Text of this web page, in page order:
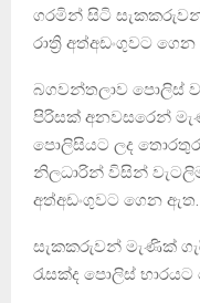
ගරමින් සිටි සැකකරුවන්
රාත්‍රි අත්අඩංගුවට
බගවන්තලාව පොලිස්
පිරිසක් අනවසරෙන්
පොලිසියට ලද
නිලධාරින් විසින්
අත්අඩංගුවට ගෙන ඇත.
සැකකරුවන් මැණික්
රැසක්ද පොලිස්